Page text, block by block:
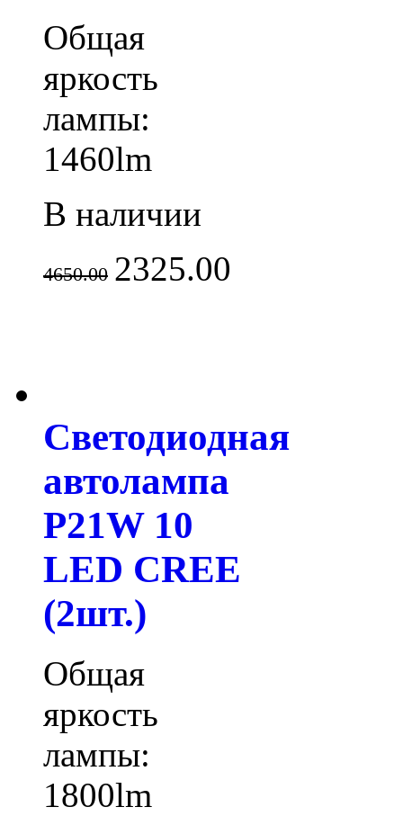
Общая
яркость
лампы:
1460lm
В наличии
4650.00 2325.00
Светодиодная
автолампа
P21W 10
LED CREE
(2шт.)
Общая
яркость
лампы:
1800lm